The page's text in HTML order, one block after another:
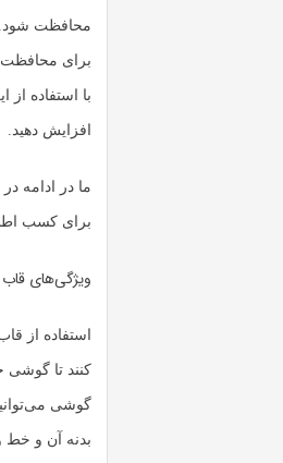
محافظت شود.
برای محافظت
با استفاده
افزایش دهید.
ما در ادامه
برای کسب
ویژگی‌های
‏استفاده از
کنند تا
گوشی
بدنه آن و خط